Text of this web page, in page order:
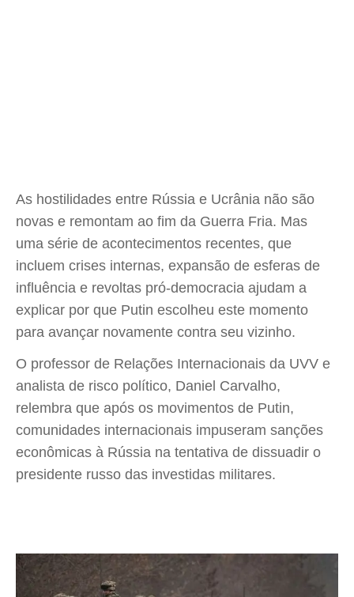
As hostilidades entre Rússia e Ucrânia não são
novas e remontam ao fim da Guerra Fria. Mas
uma série de acontecimentos recentes, que
incluem crises internas, expansão de esferas de
influência e revoltas pró-democracia ajudam a
explicar por que Putin escolheu este momento
para avançar novamente contra seu vizinho.
O professor de Relações Internacionais da UVV e
analista de risco político, Daniel Carvalho,
relembra que após os movimentos de Putin,
comunidades internacionais impuseram sanções
econômicas à Rússia na tentativa de dissuadir o
presidente russo das investidas militares.